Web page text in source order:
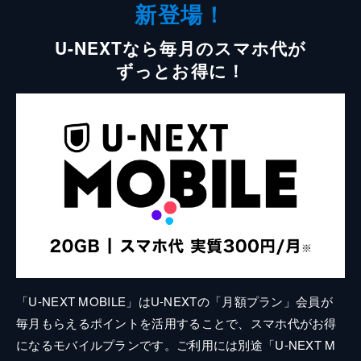
新登場！
U-NEXTなら毎月のスマホ代が
ずっとお得に！
「U-NEXT MOBILE」はU-NEXTの「月額プラン」会員が
毎月もらえるポイントを活用することで、スマホ代がお得
になるモバイルプランです。ご利用には別途「U-NEXT M